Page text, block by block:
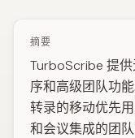
摘要
TurboScribe 提
序和高级团队功
转录的移动优先
和会议集成的团